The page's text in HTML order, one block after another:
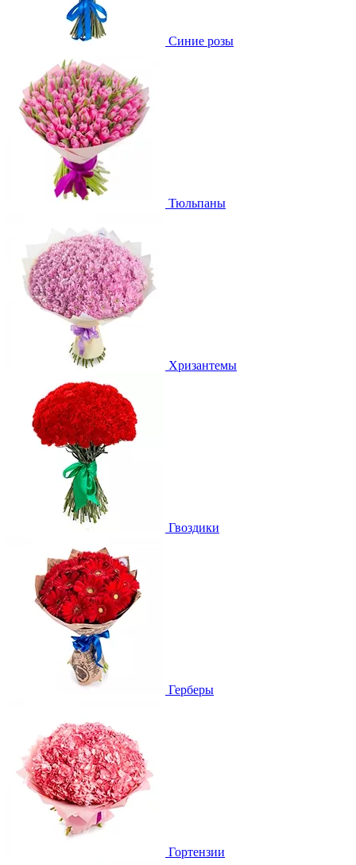
Синие розы
Тюльпаны
Хризантемы
Гвоздики
Герберы
Гортензии